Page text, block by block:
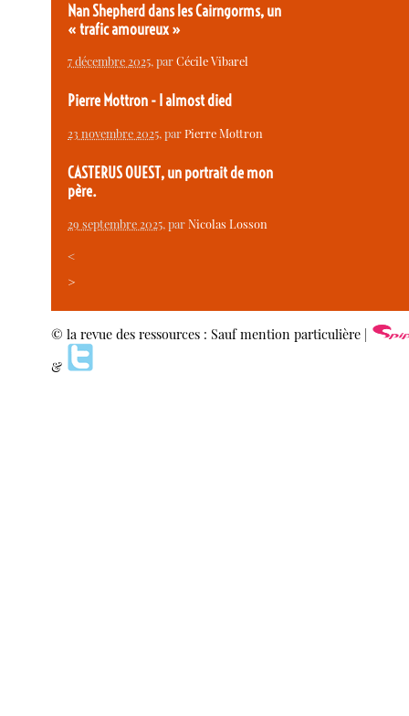
Nan Shepherd dans les Cairngorms, un
« trafic amoureux »
7 décembre 2025, parCécile Vibarel
Pierre Mottron - I almost died
23 novembre 2025, parPierre Mottron
CASTERUS OUEST, un portrait de mon
père.
29 septembre 2025, parNicolas Losson
<
>
© la revue des ressources : Sauf mention particulière |
&